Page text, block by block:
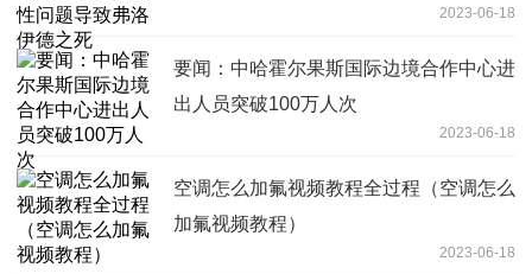
2023-06-18
要闻：中哈霍尔果斯国际边境合作中心进
出人员突破100万人次
2023-06-18
空调怎么加氟视频教程全过程（空调怎么
加氟视频教程）
2023-06-18